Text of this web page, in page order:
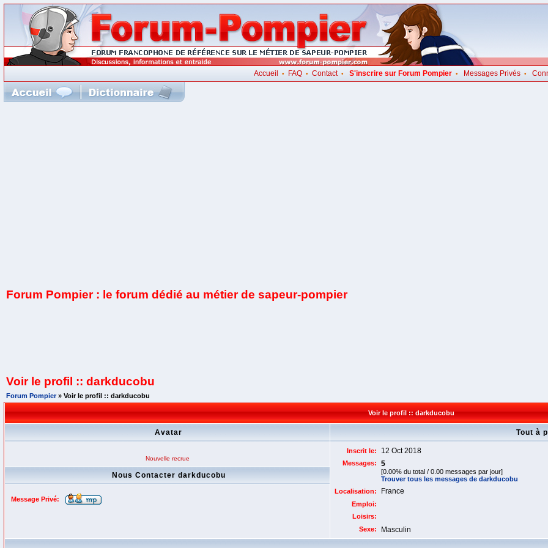
Accueil • FAQ• Contact• S'inscrire sur Forum Pompier• Messages Privés•
Forum Pompier : le forum dédié au métier de sapeur-pompier
Voir le profil :: darkducobu
Forum Pompier» Voir le profil :: darkducobu
Voir le profil :: darkducobu
Avatar Tout à
Nouvelle recrue
Inscrit le: 12 Oct 2018
Messages: 5
[0.00% du total / 0.00 messages par jour]
Trouver tous les messages de darkducobu
Localisation:
France
Emploi:
Loisirs:
Sexe:
Masculin
Nous Contacter darkducobu
Message Privé: